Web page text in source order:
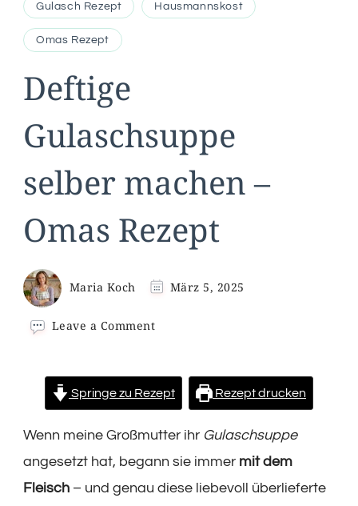
Gulasch Rezept Hausmannskost
Omas Rezept
Deftige
Gulaschsuppe
selber machen –
Omas Rezept
Maria Koch März 5, 2025
Leave a Commenton
selber
machen
–
Rezept
Springe zu Rezept Rezept drucken
Wenn meine Großmutter ihr Gulaschsuppe
angesetzt hat, begann sie immer mit dem
Fleisch – und genau diese liebevoll überlieferte